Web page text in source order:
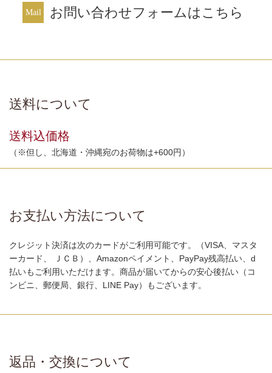
お問い合わせフォームはこちら
送料について
送料込価格
（※但し、北海道・沖縄宛のお荷物は+600円）
お支払い方法について
クレジット決済は次のカードがご利用可能です。（VISA、マスタ
ーカード、 ＪＣＢ）、Amazonペイメント、PayPay残高払い、d
払いもご利用いただけます。商品が届いてからの安心後払い（コ
ンビニ、郵便局、銀行、LINE Pay）もございます。
返品・交換について